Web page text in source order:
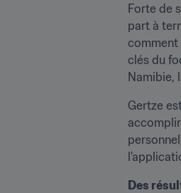
Forte de
part à
comment
clés du
Namibie,
Gertze
Des